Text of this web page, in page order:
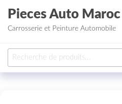
Aller au contenu
Pieces Auto Maroc
Carrosserie et Peinture Automobile
Recherche pour :